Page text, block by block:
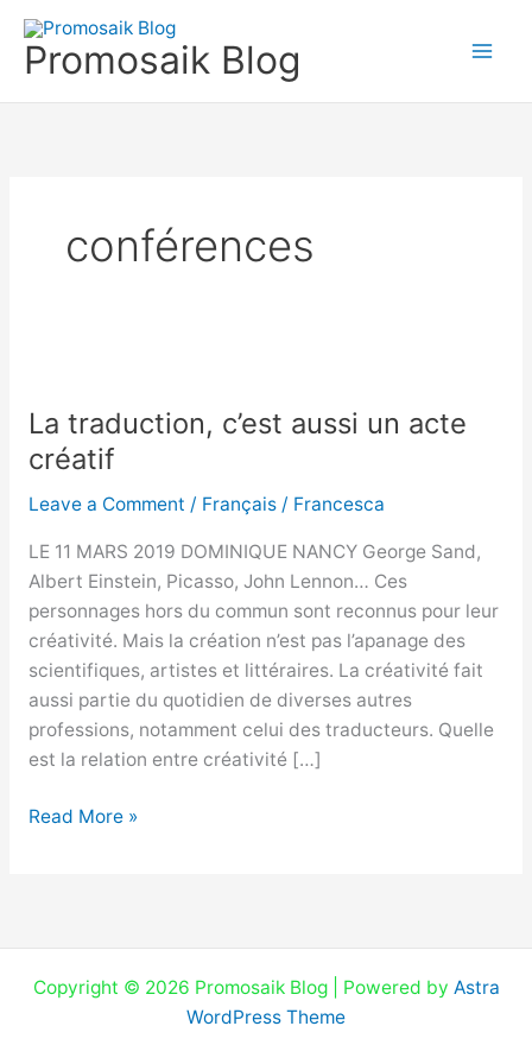
Skip
content
Promosaik Blog
conférences
La traduction, c’est aussi un acte
créatif
Leave a Comment / Français/ Francesca
LE 11 MARS 2019 DOMINIQUE NANCY George Sand,
Albert Einstein, Picasso, John Lennon… Ces
personnages hors du commun sont reconnus pour leur
créativité. Mais la création n’est pas l’apanage des
scientifiques, artistes et littéraires. La créativité fait
aussi partie du quotidien de diverses autres
professions, notamment celui des traducteurs. Quelle
est la relation entre créativité […]
c’est
aussi
acte
créatif
Read More »
Copyright © 2026 Promosaik Blog | Powered by Astra
WordPress Theme